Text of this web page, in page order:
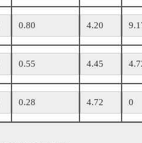
0.80 4.20
0.55 4.45
0.28 4.72 0